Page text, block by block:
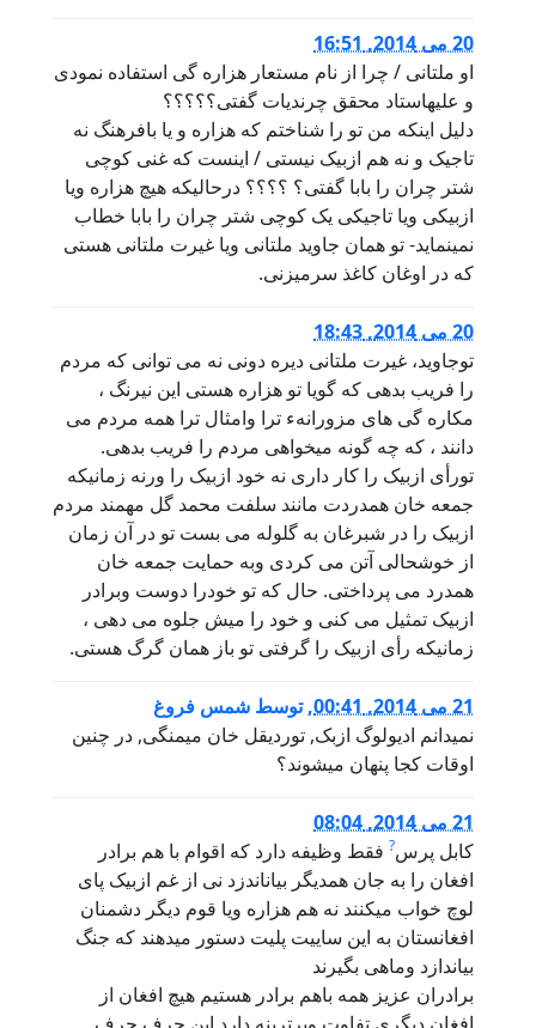
20 می 2014, 16:51
او ملتانی / چرا از نام مستعار هزاره گی استفاده نمودی
و علیهاستاد محقق چرندیات گفتی؟؟؟؟؟
دلیل اینکه من تو را شناختم که هزاره و یا بافرهنگ نه
تاجیک و نه هم ازبیک نیستی / اینست که غنی کوچی
شتر چران را بابا گفتی؟ ؟؟؟؟ درحالیکه هیچ هزاره ویا
ازبیکی ویا تاجیکی یک کوچی شتر چران را بابا خطاب
نمینماید- تو همان جاوید ملتانی ویا غیرت ملتانی هستی
که در اوغان کاغذ سرمیزنی.
20 می 2014, 18:43
توجاوید، غیرت ملتانی دیره دونی نه می توانی که مردم
را فریب بدهی که گویا تو هزاره هستی این نیرنگ ،
مکاره گی های مزورانهء ترا وامثال ترا همه مردم می
دانند ، که چه گونه میخواهی مردم را فریب بدهی.
تورأی ازبیک را کار داری نه خود ازبیک را ورنه زمانیکه
جمعه خان همدردت مانند سلفت محمد گل مهمند مردم
ازبیک را در شبرغان به گلوله می بست تو در آن زمان
از خوشحالی آتن می کردی وبه حمایت جمعه خان
همدرد می پرداختی. حال که تو خودرا دوست وبرادر
ازبیک تمثیل می کنی و خود را میش جلوه می دهی ،
زمانیکه رأی ازبیک را گرفتی تو باز همان گرگ هستی.
21 می 2014, 00:41 ,توسط شمس فروغ
نمیدانم ادیولوگ ازبک, توردیقل خان میمنگی, در چنین
اوقات کجا پنهان میشوند؟
21 می 2014, 08:04
کابل پرس? فقط وظیفه دارد که اقوام با هم برادر
افغان را به جان همدیگر بیاناندزد نی از غم ازبیک پای
لوچ خواب میکنند نه هم هزاره ویا قوم دیگر دشمنان
افغانستان به این ساییت پلیت دستور میدهند که جنگ
بیاندازد وماهی بگیرند
برادران عزیز همه باهم برادر هستیم هیچ افغان از